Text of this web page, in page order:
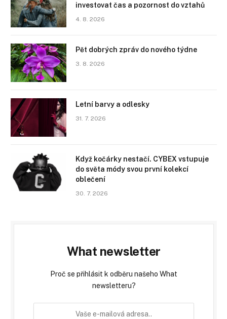
investovat čas a pozornost do vztahů
4. 8. 2026
Pět dobrých zpráv do nového týdne
3. 8. 2026
Letní barvy a odlesky
31. 7. 2026
Když kočárky nestačí. CYBEX vstupuje
do světa módy svou první kolekcí
oblečení
30. 7. 2026
What newsletter
Proč se přihlásit k odběru našeho What
newsletteru?